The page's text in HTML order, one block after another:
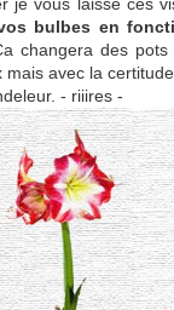
bulbes en
changera des pots
avec la
- riiires -